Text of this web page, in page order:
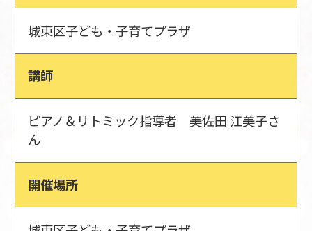
城東区子ども・子育てプラザ
講師
ピアノ＆リトミック指導者 美佐田 江美子さ
ん
開催場所